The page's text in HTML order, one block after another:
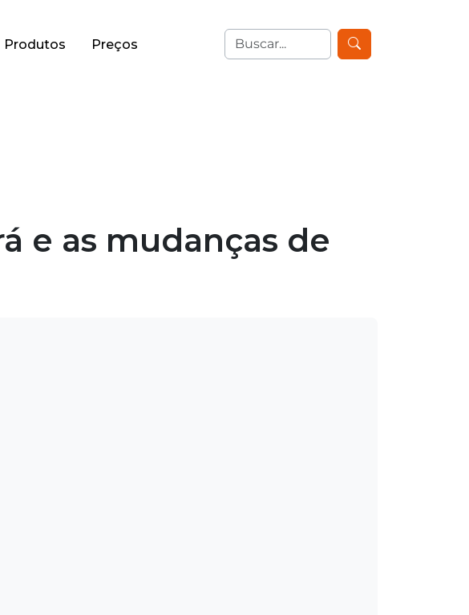
Produtos Preços
e as mudanças de